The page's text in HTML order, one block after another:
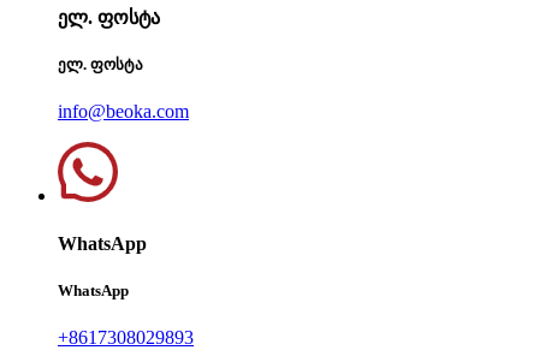
ელ. ფოსტა
ელ. ფოსტა
info@beoka.com
WhatsApp
WhatsApp
+8617308029893